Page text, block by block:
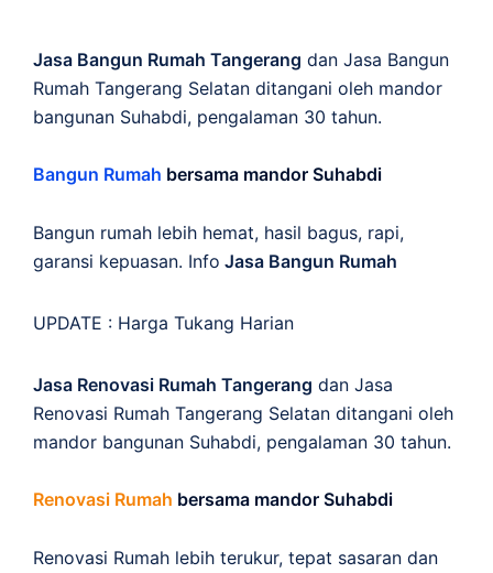
Jasa Bangun Rumah Tangerang dan Jasa Bangun
Rumah Tangerang Selatan ditangani oleh mandor
bangunan Suhabdi, pengalaman 30 tahun.
Bangun Rumah bersama mandor Suhabdi
Bangun rumah lebih hemat, hasil bagus, rapi,
garansi kepuasan. Info Jasa Bangun Rumah
UPDATE : Harga Tukang Harian
Jasa Renovasi Rumah Tangerang dan Jasa
Renovasi Rumah Tangerang Selatan ditangani oleh
mandor bangunan Suhabdi, pengalaman 30 tahun.
Renovasi Rumah bersama mandor Suhabdi
Renovasi Rumah lebih terukur, tepat sasaran dan